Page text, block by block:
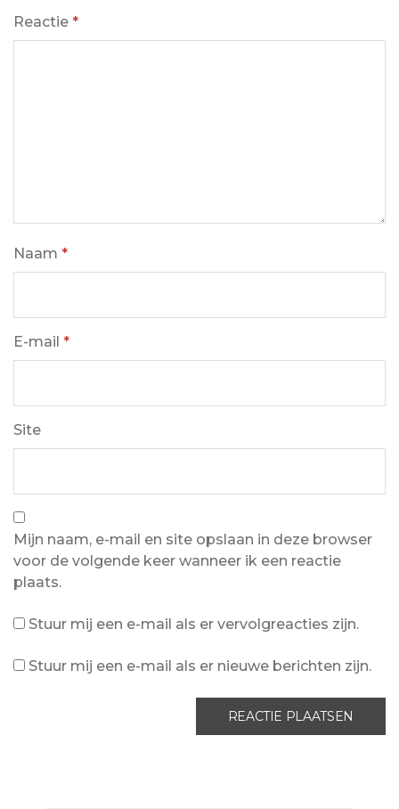
Reactie *
Naam *
E-mail *
Site
Mijn naam, e-mail en site opslaan in deze browser
voor de volgende keer wanneer ik een reactie
plaats.
Stuur mij een e-mail als er vervolgreacties zijn.
Stuur mij een e-mail als er nieuwe berichten zijn.